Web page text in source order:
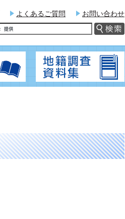
よくあるご質問 お問い合わせ
関連法令